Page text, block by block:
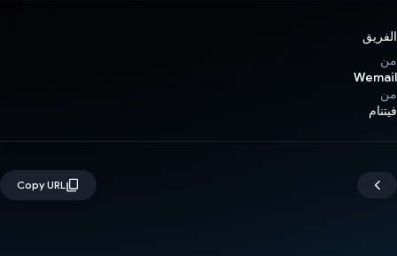
الفريق
من
Wemail
من
فيتنام